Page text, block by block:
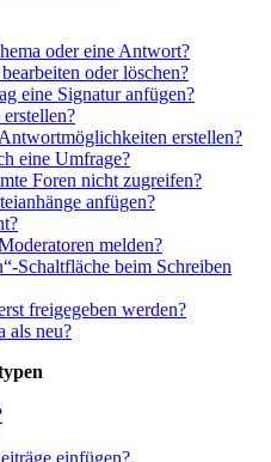
oder eine Antwort?
oder löschen?
eine Signatur anfügen?
erstellen?
eine Umfrage?
Foren nicht zugreifen?
anfügen?
melden?
Schaltfläche beim Schreiben
freigegeben werden?
als neu?
einfügen?